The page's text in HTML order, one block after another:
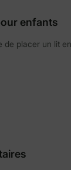
enfants
de placer un lit